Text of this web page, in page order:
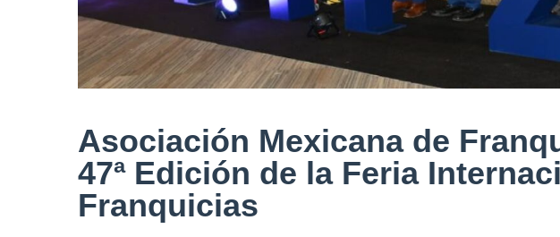
Asociación Mexicana de
47ª Edición de la Feria
Franquicias